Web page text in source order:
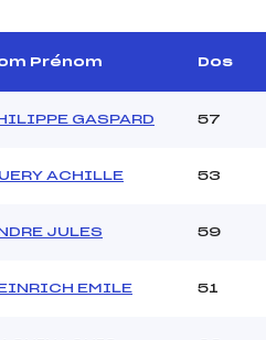
:
:
Prénom Dos
GASPARD 57
ACHILLE 53
JULES 59
EMILE 51